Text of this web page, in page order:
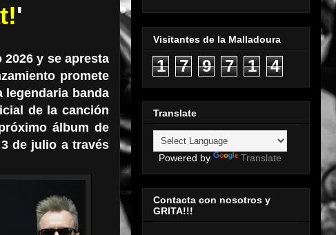
'
y se apresta
promete
legendaria banda
de la canción
álbum de
de julio a través
Visitantes de la Malladoura
1 7 9 7 1 4
Translate
Powered by Translate
Contacta con nosotros y
GRITA!!!